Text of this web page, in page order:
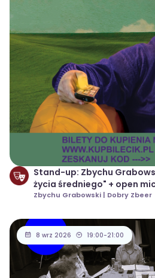
Stand-up: Zbychu
życia średniego" + open mic
Zbychu Grabowski | Dobry Zbeer
8 wrz 2026 19:00-21:00